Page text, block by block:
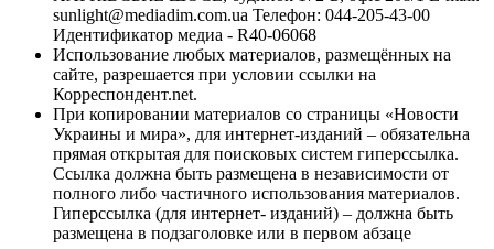
sunlight@mediadim.com.ua Телефон: 044-205-43-00
Идентификатор медиа - R40-06068
Использование любых материалов, размещённых на
сайте, разрешается при условии ссылки на
Корреспондент.net.
При копировании материалов со страницы «Новости
Украины и мира», для интернет-изданий – обязательна
прямая открытая для поисковых систем гиперссылка.
Ссылка должна быть размещена в независимости от
полного либо частичного использования материалов.
Гиперссылка (для интернет- изданий) – должна быть
размещена в подзаголовке или в первом абзаце